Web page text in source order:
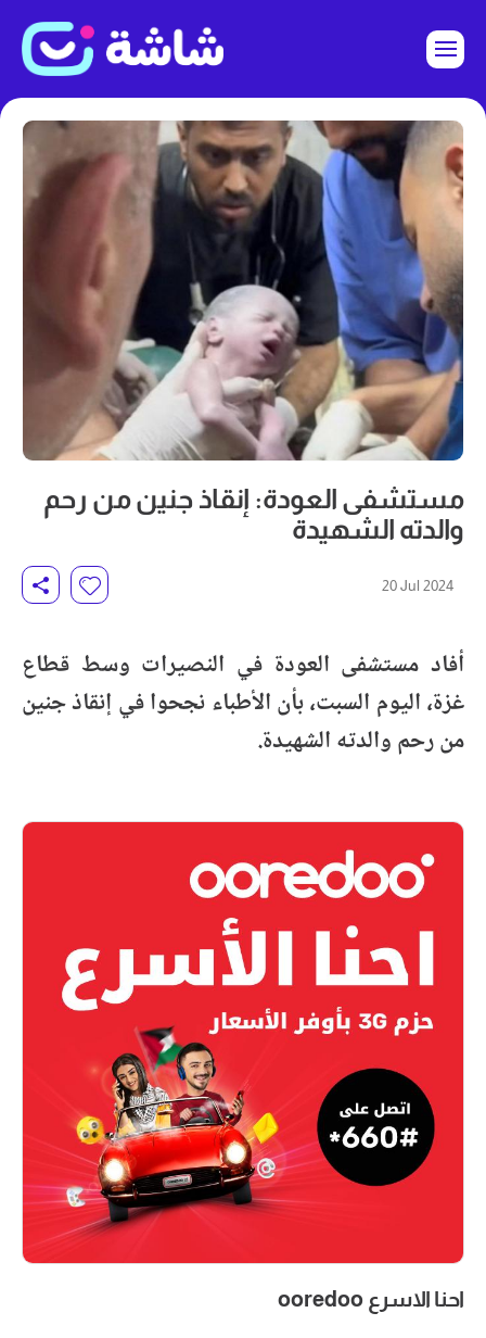
مستشفى العودة: إنقاذ جنين من رحم
والدته الشهيدة
20 Jul 2024
أفاد مستشفى العودة في النصيرات وسط قطاع
غزة، اليوم السبت، بأن الأطباء نجحوا في إنقاذ جنين
من رحم والدته الشهيدة.
احنا الاسرع ooredoo